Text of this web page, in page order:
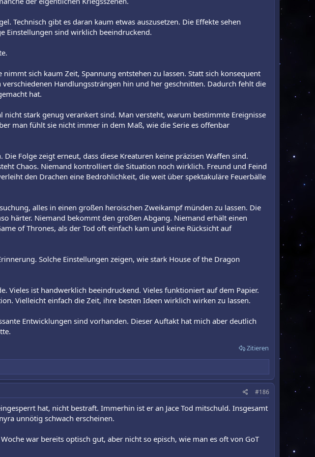
Technisch gibt es daran kaum etwas auszusetzen. Die Effekte sehen
Einstellungen sind wirklich beeindruckend.
sich kaum Zeit, Spannung entstehen zu lassen. Statt sich konsequent
Handlungssträngen hin und her geschnitten. Dadurch fehlt die
hat.
stark genug verankert sind. Man versteht, warum bestimmte Ereignisse
man fühlt sie nicht immer in dem Maß, wie die Serie es offenbar
Folge zeigt erneut, dass diese Kreaturen keine präzisen Waffen sind.
Chaos. Niemand kontrolliert die Situation noch wirklich. Freund und Feind
den Drachen eine Bedrohlichkeit, die weit über spektakuläre Feuerbälle
alles in einen großen heroischen Zweikampf münden zu lassen. Die
härter. Niemand bekommt den großen Abgang. Niemand erhält einen
of Thrones, als der Tod oft einfach kam und keine Rücksicht auf
Solche Einstellungen zeigen, wie stark House of the Dragon
Vieles ist handwerklich beeindruckend. Vieles funktioniert auf dem Papier.
Vielleicht einfach die Zeit, ihre besten Ideen wirklich wirken zu lassen.
Entwicklungen sind vorhanden. Dieser Auftakt hat mich aber deutlich
Zitieren
#186
hat, nicht bestraft. Immerhin ist er an Jace Tod mitschuld. Insgesamt
unnötig schwach erscheinen.
war bereits optisch gut, aber nicht so episch, wie man es oft von GoT